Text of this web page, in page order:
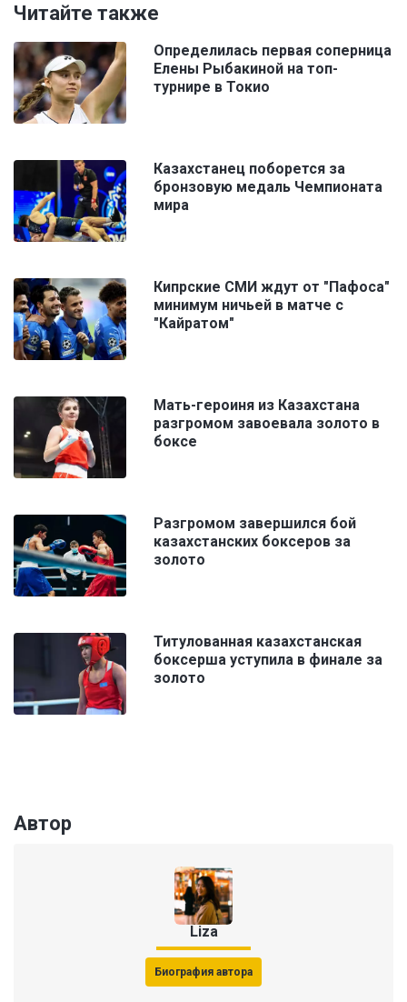
Читайте также
Определилась первая соперница
Елены Рыбакиной на топ-
турнире в Токио
Казахстанец поборется за
бронзовую медаль Чемпионата
мира
Кипрские СМИ ждут от "Пафоса"
минимум ничьей в матче с
"Кайратом"
Мать-героиня из Казахстана
разгромом завоевала золото в
боксе
Разгромом завершился бой
казахстанских боксеров за
золото
Титулованная казахстанская
боксерша уступила в финале за
золото
Автор
Liza
Биография автора